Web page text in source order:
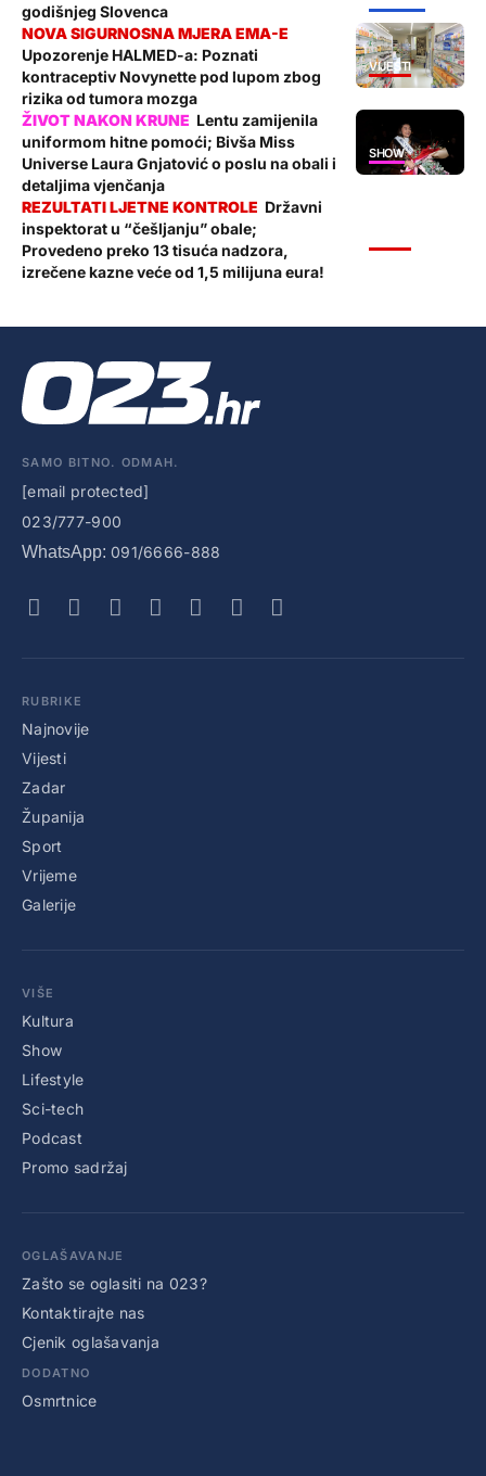
godišnjeg Slovenca
VIJESTI
Upozorenje HALMED-a: Poznati
kontraceptiv Novynette pod lupom zbog
rizika od tumora mozga
SHOW
Lentu zamijenila
uniformom hitne pomoći; Bivša Miss
Universe Laura Gnjatović o poslu na obali i
detaljima vjenčanja
Državni
inspektorat u “češljanju” obale;
Provedeno preko 13 tisuća nadzora,
izrečene kazne veće od 1,5 milijuna eura!
SAMO BITNO. ODMAH.
[email protected]
023/777-900
WhatsApp: 091/6666-888
RUBRIKE
Najnovije
Vijesti
Zadar
Županija
Sport
Vrijeme
Galerije
VIŠE
Kultura
Show
Lifestyle
Sci-tech
Podcast
Promo sadržaj
OGLAŠAVANJE
Zašto se oglasiti na 023?
Kontaktirajte nas
Cjenik oglašavanja
DODATNO
Osmrtnice